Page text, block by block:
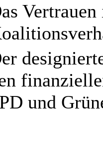
Vertrauen
und